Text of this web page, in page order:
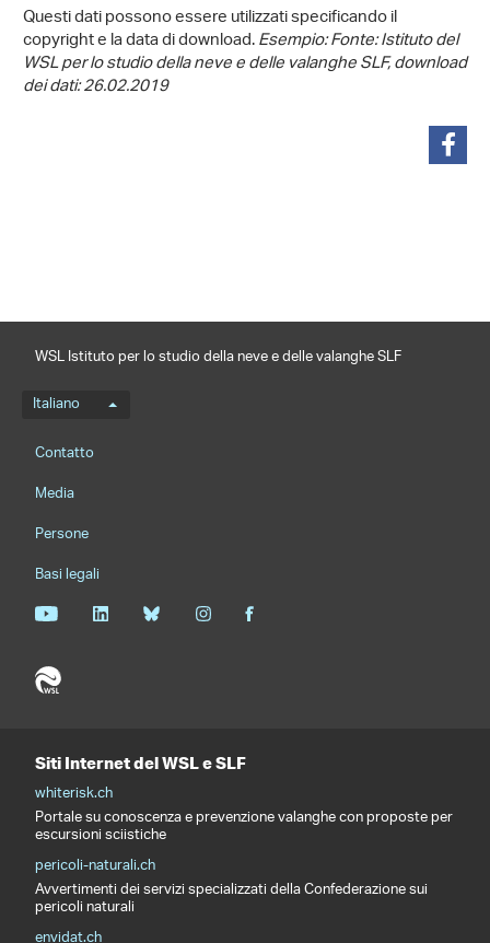
Questi dati possono essere utilizzati specificando il
copyright e la data di download.Esempio: Fonte: Istituto del
WSL per lo studio della neve e delle valanghe SLF, download
dei dati: 26.02.2019
WSL Istituto per lo studio della neve e delle valanghe SLF
Menu della lingua
Italiano
Footernavigation
Contatto
Media
Persone
Basi legali
Siti Internet del WSL e SLF
whiterisk.ch
Portale su conoscenza e prevenzione valanghe con proposte per
escursioni sciistiche
pericoli-naturali.ch
Avvertimenti dei servizi specializzati della Confederazione sui
pericoli naturali